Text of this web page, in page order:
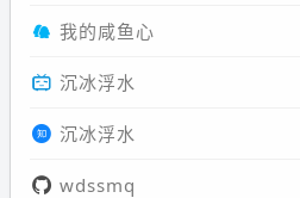
我的咸鱼心
沉冰浮水
沉冰浮水
wdssmq